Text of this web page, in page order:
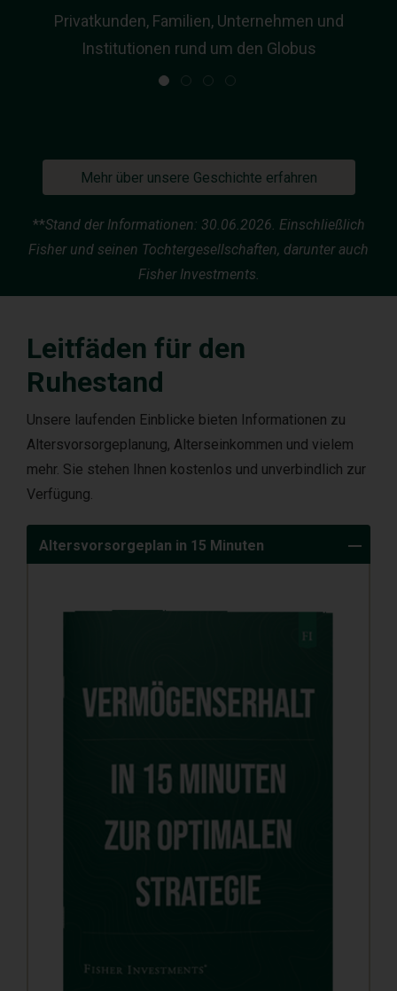
Privatkunden, Familien, Unternehmen und
Institutionen rund um den Globus
Mehr über unsere Geschichte erfahren
**Stand der Informationen: 30.06.2026. Einschließlich
Fisher und seinen Tochtergesellschaften, darunter auch
Fisher Investments.
Leitfäden für den
Ruhestand
Unsere laufenden Einblicke bieten Informationen zu
Altersvorsorgeplanung, Alterseinkommen und vielem
mehr. Sie stehen Ihnen kostenlos und unverbindlich zur
Verfügung.
Altersvorsorgeplan in 15 Minuten